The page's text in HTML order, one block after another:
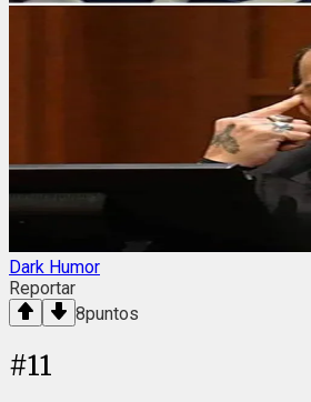
Dark Humor
Reportar
8puntos
#11